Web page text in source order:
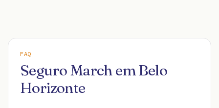
FAQ
Seguro March em Belo
Horizonte